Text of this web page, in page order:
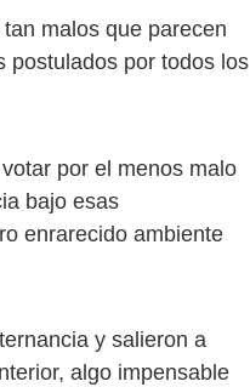
malos que parecen
postulados por todos los
por el menos malo
bajo esas
enrarecido ambiente
y salieron a
algo impensable